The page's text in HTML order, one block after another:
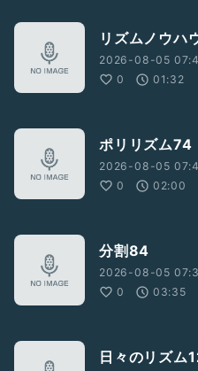
リズムノウハ
2026-08-05
0
01:32
ポリリズム74
2026-08-05
0
02:00
分割84
2026-08-05
0
03:35
日々のリズム